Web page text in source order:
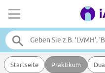
Startseite Praktikum